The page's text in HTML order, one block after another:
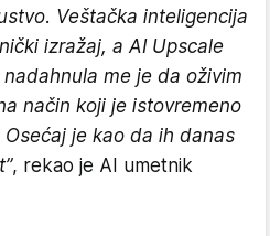
Veštačka inteligencija
izražaj, a AI Upscale
me je da oživim
način koji je istovremeno
je kao da ih danas
, rekao je AI umetnik